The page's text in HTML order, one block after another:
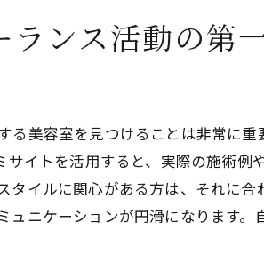
リーランス美容師になるための具体的
定と達成プランの策定
例から学ぶポイント
ランスコミュニティへの参加
見据えた次のステップ
ンス活動の第
美容室を見つけることは非常に
イトを活用すると、実際の施術例
イルに関心がある方は、それに
ニケーションが円滑になります